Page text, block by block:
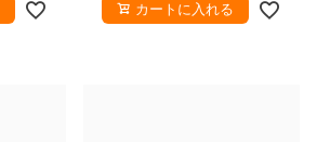
カートに入れる